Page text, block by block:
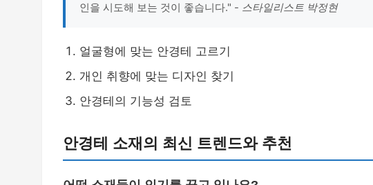
인을 시도해 보는 것이 좋습니다." - 스타일리스트 박정현
얼굴형에 맞는 안경테 고르기
개인 취향에 맞는 디자인 찾기
안경테의 기능성 검토
안경테 소재의 최신 트렌드와 추천